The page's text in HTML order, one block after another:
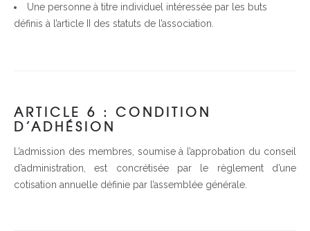
Une personne à titre individuel intéressée par les buts
définis à l’article II des statuts de l’association.
ARTICLE 6 : CONDITION
D’ADHÉSION
L’admission des membres, soumise à l’approbation du conseil
d’administration, est concrétisée par le règlement d’une
cotisation annuelle définie par l’assemblée générale.